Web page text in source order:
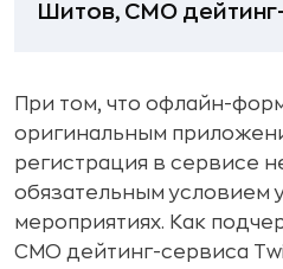
Шитов, CMO
При том, что офлайн-
оригинальным
регистрация в сервисе
обязательным условием
мероприятиях. Как
CMO дейтинг-сервиса